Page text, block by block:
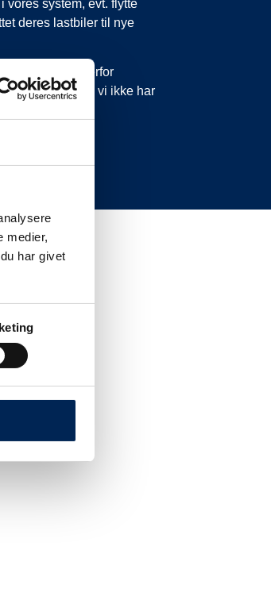
medier,
har givet
vores system, evt. flytte
deres lastbiler til nye
aflysninger. Derfor
skrive til os, da vi ikke har